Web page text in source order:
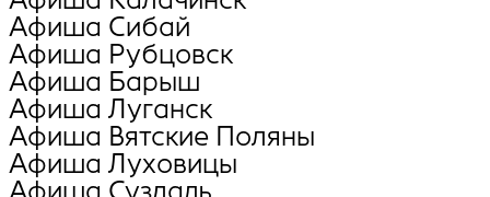
Афиша Сибай
Афиша Рубцовск
Афиша Барыш
Афиша Луганск
Афиша Вятские Поляны
Афиша Луховицы
Афиша Суздаль